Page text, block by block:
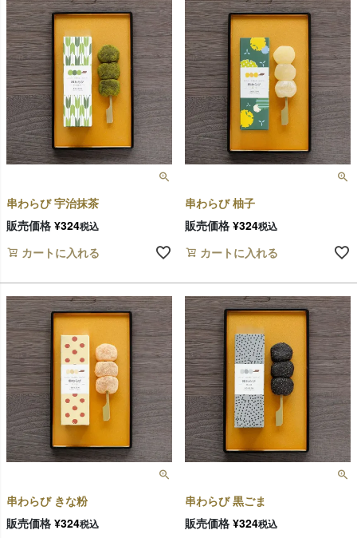
串わらび 宇治抹茶
販売価格 ¥324税込
カートに入れる
串わらび 柚子
販売価格 ¥324税込
カートに入れる
串わらび きな粉
販売価格 ¥324税込
串わらび 黒ごま
販売価格 ¥324税込